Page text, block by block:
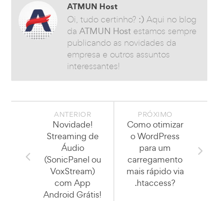
ATMUN Host
Oi, tudo certinho? :)Aqui no blog
da ATMUN Hostestamos sempre
publicando as novidades da
empresa e outros assuntos
interessantes!
PRÓXIMO
Como otimizar
o WordPress
para um
carregamento
mais rápido via
.htaccess?
ANTERIOR
Novidade!
Streaming de
Áudio
(SonicPanel ou
VoxStream)
com App
Android Grátis!